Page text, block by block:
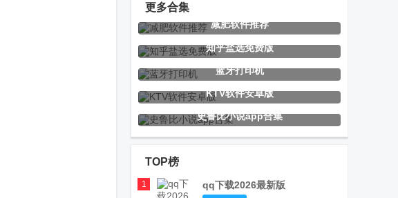
卓版
Ginger
腾讯微信app 情侣玩吧app
TG音乐台最新
番茄通重构版
追剧喵app官
更多合集
减肥软件推荐
知乎盐选免费版
蓝牙打印机
KTV软件安卓版
史鲁比小说app合集
TOP榜
1 qq下载2026最新版